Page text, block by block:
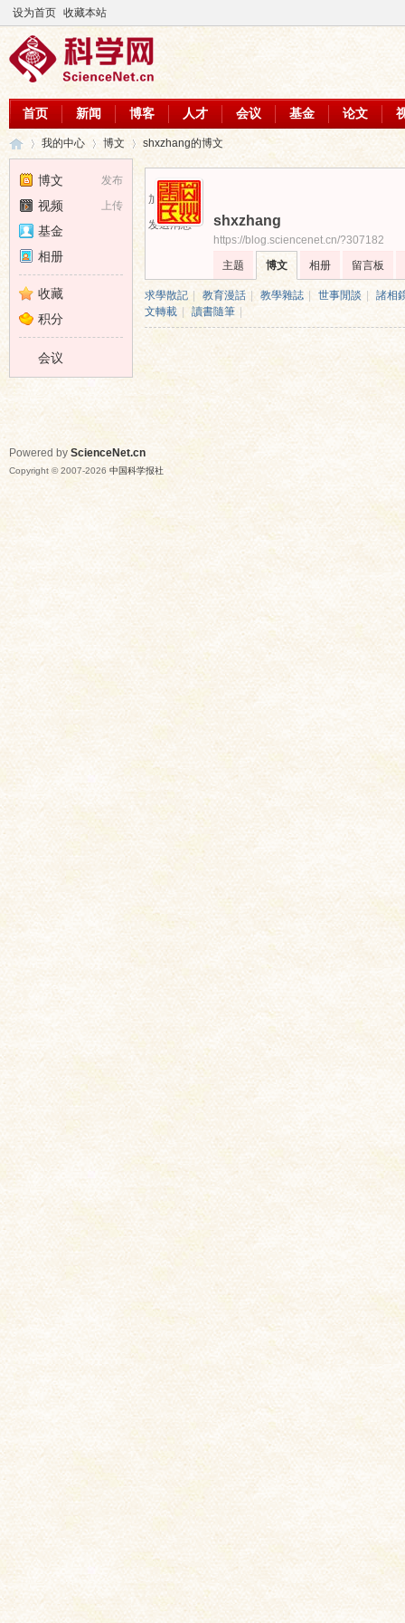
设为首页 收藏本站
首页 新闻 博客 人才 会议 基金 论文
›
我的中心 博文 shxzhang的博文
加为好友
发送消息
shxzhang
https://blog.sciencenet.cn/?307182
主题
博文 相册 留言板
求學散記 教育漫話 教學雜誌 世事閒談
諸相
文轉載
讀書隨筆
发布
博文
上传
视频
基金
相册
收藏
积分
会议
Powered by ScienceNet.cn
Copyright © 2007-2026 中国科学报社